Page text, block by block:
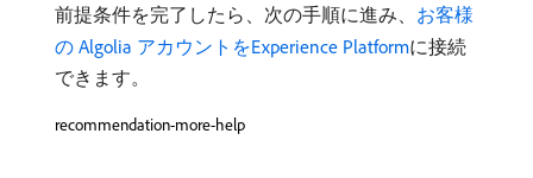
前提条件を完了したら、次の手順に進み、 お客様
の Algolia アカウントをExperience Platformに接続
できます。
recommendation-more-help